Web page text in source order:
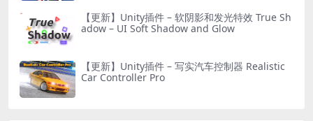
【更新】Unity插件 – 软阴影和发光特效 True Sh
adow – UI Soft Shadow and Glow
【更新】Unity插件 – 写实汽车控制器 Realistic
Car Controller Pro